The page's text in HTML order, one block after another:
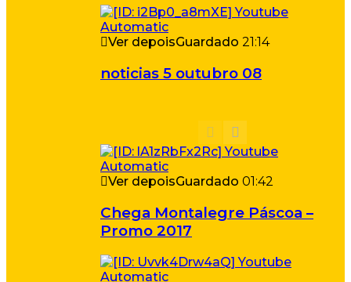
Ver depoisGuardado 21:14
noticias 5 outubro 08
Ver depoisGuardado 01:42
Chega Montalegre Páscoa –
Promo 2017